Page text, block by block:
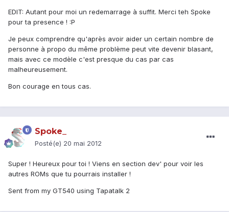
EDIT: Autant pour moi un redemarrage à suffit. Merci teh Spoke
pour ta presence ! :P
Je peux comprendre qu'après avoir aider un certain nombre de
personne à propo du même problème peut vite devenir blasant,
mais avec ce modèle c'est presque du cas par cas
malheureusement.
Bon courage en tous cas.
Spoke_
Posté(e) 20 mai 2012
Super ! Heureux pour toi ! Viens en section dev' pour voir les
autres ROMs que tu pourrais installer !
Sent from my GT540 using Tapatalk 2